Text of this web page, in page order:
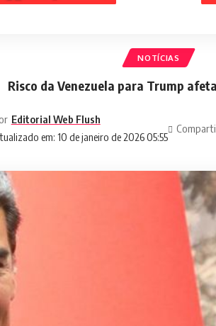
NOTÍCIAS
Risco da Venezuela para Trump
em: 10 de janeiro de 2026 05:55
Editorial Web Flush